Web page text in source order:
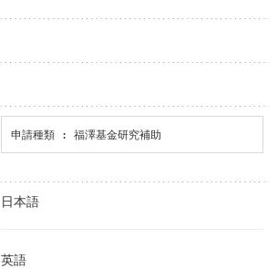
申請種類 : 福澤基金研究補助
日本語
英語